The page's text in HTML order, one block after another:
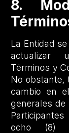
8.
La Entidad
actualizar
Términos y
No obstante,
cambio en
generales de
ocho (8)